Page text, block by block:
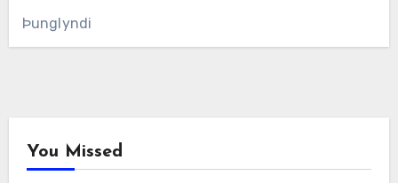
Þunglyndi
You Missed